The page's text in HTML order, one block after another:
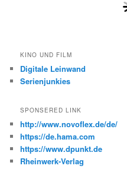
KINO UND FILM
Digitale Leinwand
Serienjunkies
SPONSERED LINK
http://www.novoflex.de/de/
https://de.hama.com
https://www.dpunkt.de
Rheinwerk-Verlag